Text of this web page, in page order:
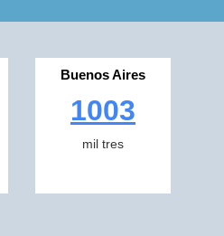
Buenos Aires
1003
mil tres